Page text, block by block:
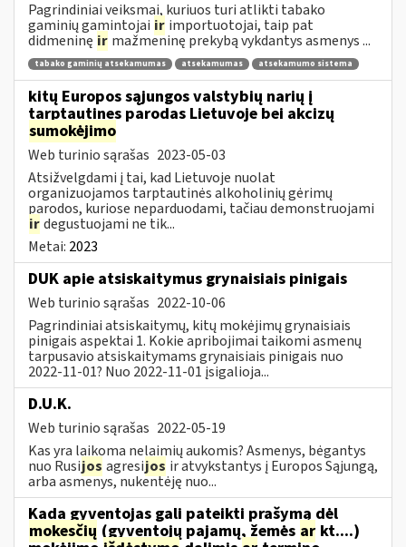
Pagrindiniai veiksmai, kuriuos turi atlikti tabako
gaminių gamintojai ir importuotojai, taip pat
didmeninę ir mažmeninę prekybą vykdantys asmenys ...
tabako gaminių atsekamumas atsekamumas atsekamumo sistema
kitų Europos sąjungos valstybių narių į
tarptautines parodas Lietuvoje bei akcizų
sumokėjimo
Web turinio sąrašas 2023-05-03
Atsižvelgdami į tai, kad Lietuvoje nuolat
organizuojamos tarptautinės alkoholinių gėrimų
parodos, kuriose neparduodami, tačiau demonstruojami
irdegustuojami ne tik...
Metai: 2023
DUK apie atsiskaitymus grynaisiais pinigais
Web turinio sąrašas 2022-10-06
Pagrindiniai atsiskaitymų, kitų mokėjimų grynaisiais
pinigais aspektai 1. Kokie apribojimai taikomi asmenų
tarpusavio atsiskaitymams grynaisiais pinigais nuo
2022-11-01? Nuo 2022-11-01 įsigalioja...
D.U.K.
Web turinio sąrašas 2022-05-19
Kas yra laikoma nelaimių aukomis? Asmenys, bėgantys
nuo Rusijos agresijos ir atvykstantys į Europos Sąjungą,
arba asmenys, nukentėję nuo...
Kada gyventojas gali pateikti prašymą dėl
mokesčių (gyventojų pajamų, žemės ar kt....)